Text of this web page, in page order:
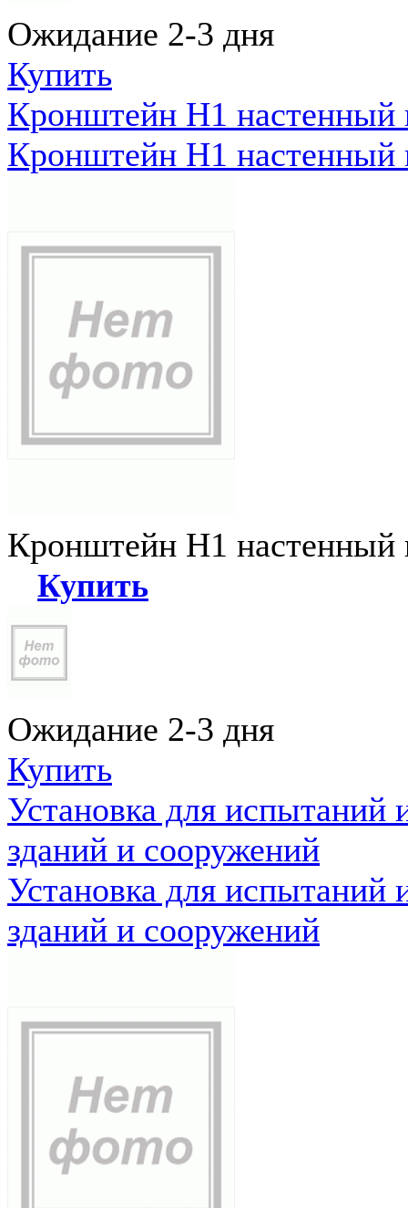
Ожидание 2-3 дня
Купить
Кронштейн Н1
Кронштейн Н1
Кронштейн Н1
Купить
Ожидание 2-3 дня
Купить
Установка для испытаний
зданий и сооружений
Установка для испытаний
зданий и сооружений